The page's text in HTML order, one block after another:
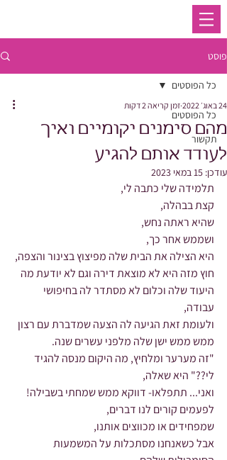
פוסט
כל הפוסטים
תקשור
כל הפוסטים
מהם סימנים יקומיים ואיך
לעודד אותם להגיע
24 באוג׳ 2022 זמן קריאה 2 דקות
עודכן: 15 במאי 2023
תלמידה שלי כתבה לי,
קצת בבהלה,
שהיא ראתה נחש,
ושממש אחר כך,
היא הצילה את הבית שלה מפיצוץ בצינור והצפה,
חוץ מזה היא לא מוצאת דירה וגם לא יודעת מה
היעוד שלה וכלום לא מסתדר לה בחיפושי
עבודה,
ולעומת זאת הגיעה לה הצעה שמדברת עם רצון
ממש ממש ישן שלה מלפני עשרים שנה.
"זה מערער ומלחיץ, מה היקום מנסה להגיד
לי??" היא שאלה,
ואני... תתפלאו- דווקא ממש שמחתי בשבילה!
לפעמים קורים לנו דברים,
שמפחידים או מכווצים אותנו,
אבל כשאנחנו מסתכלות על המשמעות